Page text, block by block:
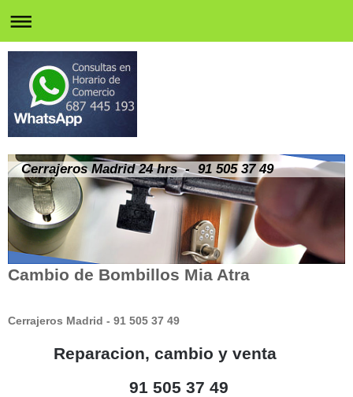
Cerrajeros Madrid 24 hrs - 91 505 37 49
Cambio de Bombillos Mia Atra
Cerrajeros Madrid - 91 505 37 49
Reparacion, cambio y venta
91 505 37 49